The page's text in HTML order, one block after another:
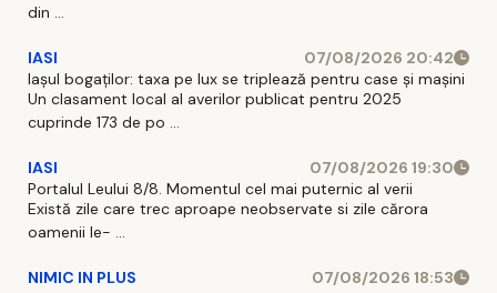
din ...
IASI
07/08/2026 20:42
Iașul bogaților: taxa pe lux se triplează pentru case și mașini
Un clasament local al averilor publicat pentru 2025
cuprinde 173 de po ...
IASI
07/08/2026 19:30
Portalul Leului 8/8. Momentul cel mai puternic al verii
Există zile care trec aproape neobservate si zile cărora
oamenii le- ...
NIMIC IN PLUS
07/08/2026 18:53